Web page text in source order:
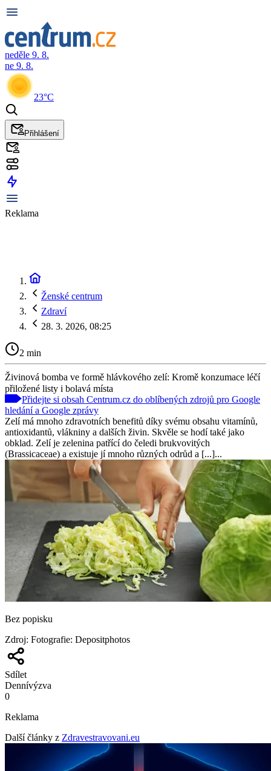
neděle 9. 8.
ne 9. 8.
23°C
Přihlášení
Reklama
Ženské centrum
Zdraví
28. 3. 2026, 08:25
2 min
Živinová bomba ve formě hlávkového zelí: Kromě konzumace léčí
přiložené listy i bolavá místa
Přidejte si obsah Centrum.cz do oblíbených zdrojů pro Google
hledání a Google zprávy
Zelí má mnoho zdravotních benefitů díky svému obsahu vitamínů,
antioxidantů, vlákniny a dalších živin. Skvěle se hodí také jako
obklad. Zelí je zelenina patřící do čeledi brukvovitých
(Brassicaceae) a existuje jí mnoho různých odrůd a [...]...
Bez popisku
Zdroj: Fotografie: Depositphotos
Sdílet
Dennívýzva
0
Reklama
Další články z Zdravestravovani.eu